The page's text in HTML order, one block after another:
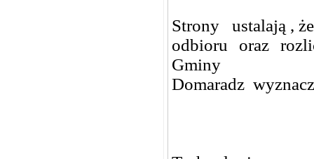
Strony ustalają ,
odbioru oraz
Gminy
Domaradz